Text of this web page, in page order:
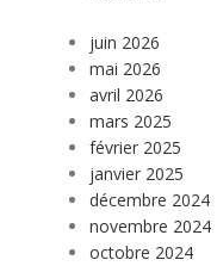
juin 2026
mai 2026
avril 2026
mars 2025
février 2025
janvier 2025
décembre 2024
novembre 2024
octobre 2024